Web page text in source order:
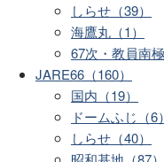
しらせ（39）
海鷹丸（1）
67次・教員南
JARE66（160）
国内（19）
ドームふじ（6）
しらせ（40）